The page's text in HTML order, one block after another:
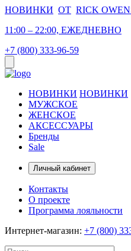
НОВИНКИ ОТ RICK
11:00 – 22:00, ЕЖЕДНЕВНО
+7 (800) 333-96-59
НОВИНКИ НОВИНКИ
МУЖСКОЕ
ЖЕНСКОЕ
АКСЕССУАРЫ
Бренды
Sale
Личный кабинет
Контакты
О проекте
Программа лояльности
Интернет-магазин: +7 (800)